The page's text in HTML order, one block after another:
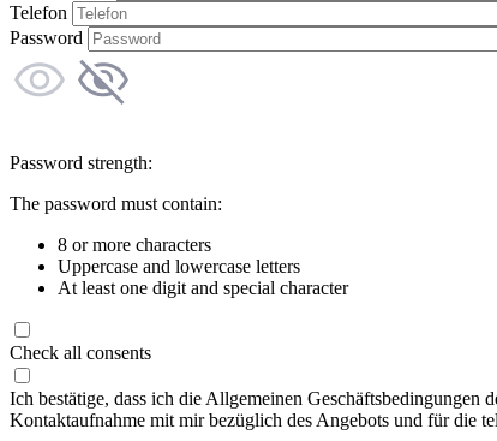
Telefon
Password
Password strength:
The password must contain:
8 or more characters
Uppercase and lowercase letters
At least one digit and special character
Check all consents
Ich bestätige, dass ich die Allgemeinen Geschäftsbedingungen
Kontaktaufnahme mit mir bezüglich des Angebots und für die